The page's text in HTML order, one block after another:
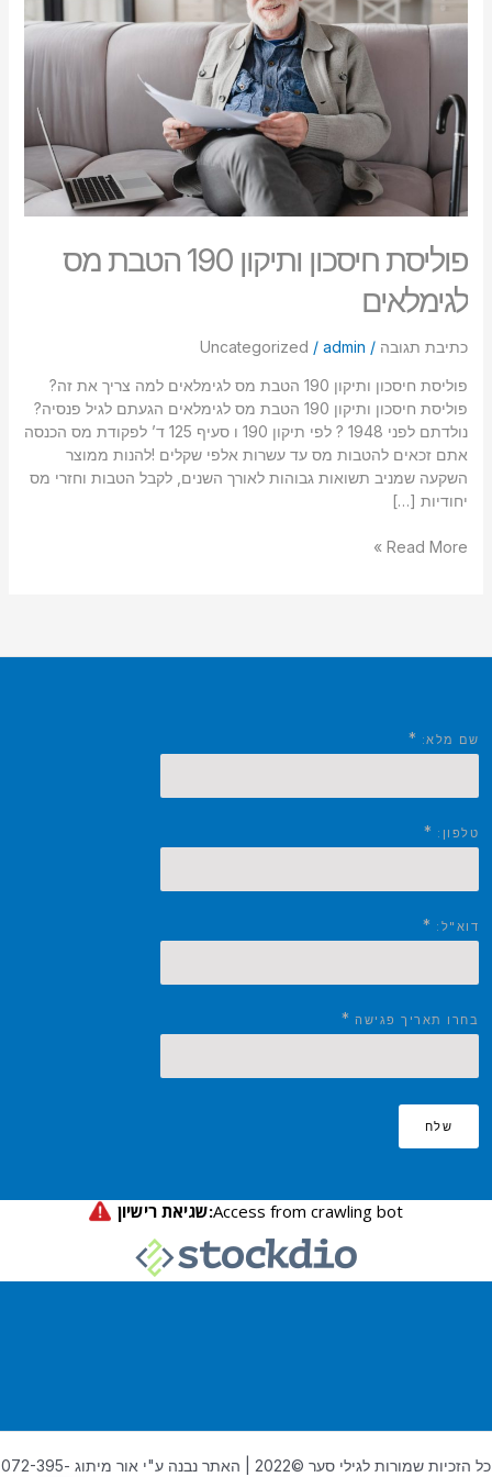
סמן קישורים
לאפס
את
כל
האפשרויות
cached
פוליסת חיסכון ותיקון 190 הטבת מס
לגימלאים
כתיבת תגובה /
Uncategorized /admin
פוליסת חיסכון ותיקון 190 הטבת מס לגימלאים למה צריך את זה?
פוליסת חיסכון ותיקון 190 הטבת מס לגימלאים הגעתם לגיל פנסיה?
נולדתם לפני 1948 ? לפי תיקון 190 ו סעיף 125 ד’ לפקודת מס הכנסה
אתם זכאים להטבות מס עד עשרות אלפי שקלים !להנות ממוצר
השקעה שמניב תשואות גבוהות לאורך השנים, לקבל הטבות וחזרי מס
יחודיות […]
הטבת
לגימלאים
Read More »
שם מלא: *
טלפון: *
דוא"ל: *
בחרו תאריך פגישה *
שלח
כל הזכיות שמורות לגילי סער ©2022 | האתר נבנה ע"י אור מיתוג 072-395-